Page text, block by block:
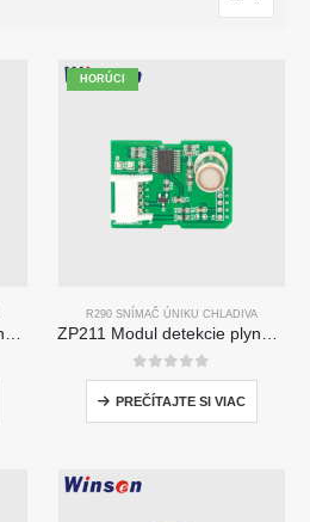
HORÚCI
R290 SNÍMAČ ÚNIKU CHLADIVA
0z 5
PREČÍTAJTE SI VIAC